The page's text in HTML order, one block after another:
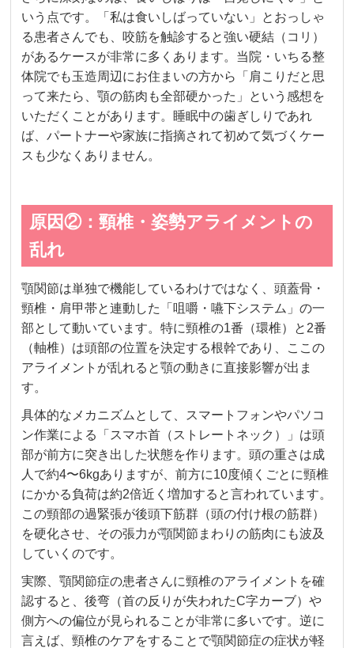
いう点です。「私は食いしばっていない」とおっしゃ
る患者さんでも、咬筋を触診すると強い硬結（コリ）
があるケースが非常に多くあります。当院・いちる整
体院でも玉造周辺にお住まいの方から「肩こりだと思
って来たら、顎の筋肉も全部硬かった」という感想を
いただくことがあります。睡眠中の歯ぎしりであれ
ば、パートナーや家族に指摘されて初めて気づくケー
スも少なくありません。
原因②：頸椎・姿勢アライメントの
乱れ
顎関節は単独で機能しているわけではなく、頭蓋骨・
頸椎・肩甲帯と連動した「咀嚼・嚥下システム」の一
部として動いています。特に頸椎の1番（環椎）と2番
（軸椎）は頭部の位置を決定する根幹であり、ここの
アライメントが乱れると顎の動きに直接影響が出ま
す。
具体的なメカニズムとして、スマートフォンやパソコ
ン作業による「スマホ首（ストレートネック）」は頭
部が前方に突き出した状態を作ります。頭の重さは成
人で約4〜6kgありますが、前方に10度傾くごとに頸椎
にかかる負荷は約2倍近く増加すると言われています。
この頸部の過緊張が後頭下筋群（頭の付け根の筋群）
を硬化させ、その張力が顎関節まわりの筋肉にも波及
していくのです。
実際、顎関節症の患者さんに頸椎のアライメントを確
認すると、後弯（首の反りが失われたC字カーブ）や
側方への偏位が見られることが非常に多いです。逆に
言えば、頸椎のケアをすることで顎関節症の症状が軽